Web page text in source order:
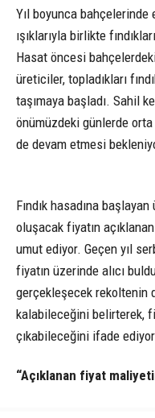
Yıl boyunca bahçelerinde
ışıklarıyla birlikte
Hasat öncesi
üreticiler, topladıkları
taşımaya başladı. Sahil
önümüzdeki günlerde
de devam etmesi
Fındık hasadına
oluşacak fiyatın
umut ediyor. Geçen yıl
fiyatın üzerinde alıcı
gerçekleşecek rekoltenin
kalabileceğini belirterek,
çıkabileceğini ifade
“Açıklanan fiyat